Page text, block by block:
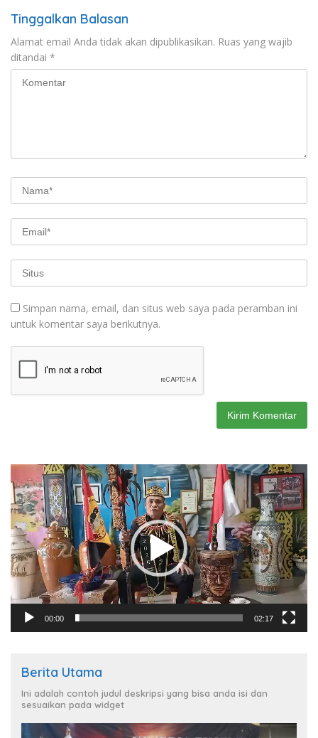
Tinggalkan Balasan
Alamat email Anda tidak akan dipublikasikan. Ruas yang wajib
ditandai *
Simpan nama, email, dan situs web saya pada peramban ini
untuk komentar saya berikutnya.
Pemutar
Video
00:00 02:17
Berita Utama
Ini adalah contoh judul deskripsi yang bisa anda isi dan
sesuaikan pada widget